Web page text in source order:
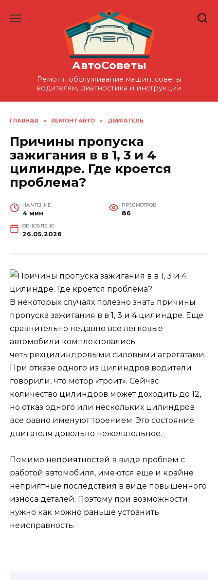
АвтоСоветы
Ремонт, обслуживание машин, советы
водителям, диагностика и инструкции
ГЛАВНАЯ » РЕМОНТ АВТО » ДВИГАТЕЛЬ
Причины пропуска
зажигания в в 1, 3 и 4
цилиндре. Где кроется
проблема?
НА ЧТЕНИЕ
4 мин
ПРОСМОТРОВ
86
ОБНОВЛЕНО
26.05.2026
В некоторых случаях полезно знать причины
пропуска зажигания в в 1, 3 и 4 цилиндре. Еще
сравнительно недавно все легковые
автомобили комплектовались
четырехцилиндровыми силовыми агрегатами.
При отказе одного из цилиндров водители
говорили, что мотор «троит». Сейчас
количество цилиндров может доходить до 12,
но отказ одного или нескольких цилиндров
все равно именуют троением. Это состояние
двигателя довольно нежелательное.
Помимо неприятностей в виде проблем с
работой автомобиля, имеются еще и крайне
неприятные последствия в виде повышенного
износа деталей. Поэтому при возможности
нужно как можно раньше устранить
неисправность.